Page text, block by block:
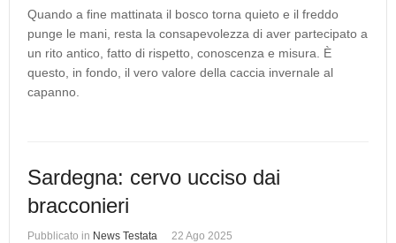
Quando a fine mattinata il bosco torna quieto e il freddo
punge le mani, resta la consapevolezza di aver partecipato a
un rito antico, fatto di rispetto, conoscenza e misura. È
questo, in fondo, il vero valore della caccia invernale al
capanno.
Sardegna: cervo ucciso dai
bracconieri
Pubblicato in News Testata 22 Ago 2025